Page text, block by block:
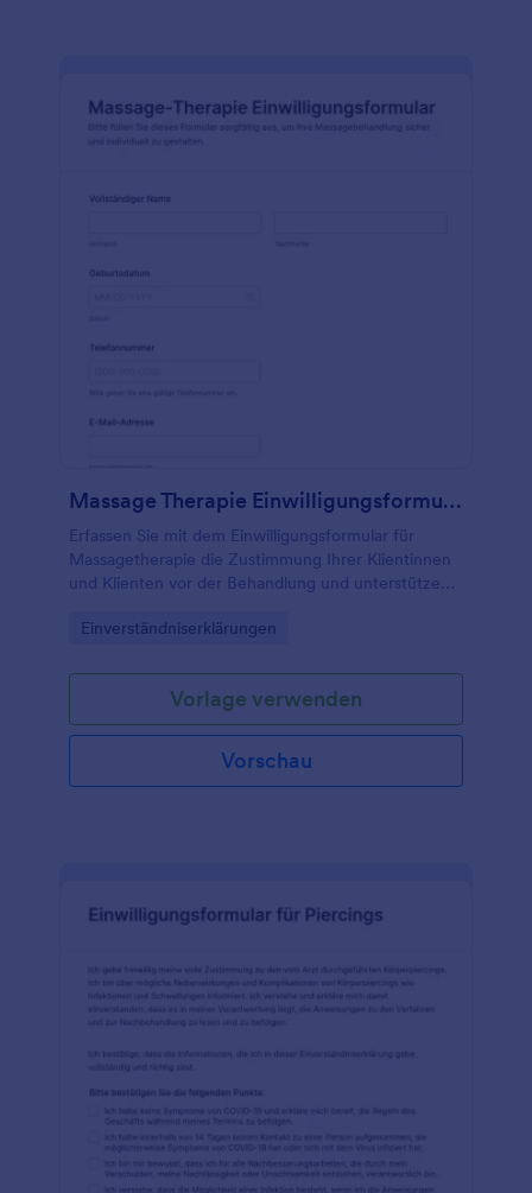
Massage Therapie Einwilligungsformular
Erfassen Sie mit dem Einwilligungsformular für
Massagetherapie die Zustimmung Ihrer Klientinnen
und Klienten vor der Behandlung und unterstützen
oder bei Hausbesuchen mit Jotform.
Go to Category:
Einverständniserklärungen
Vorlage verwenden
Vorschau